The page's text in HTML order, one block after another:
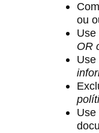
ou
OR
Use